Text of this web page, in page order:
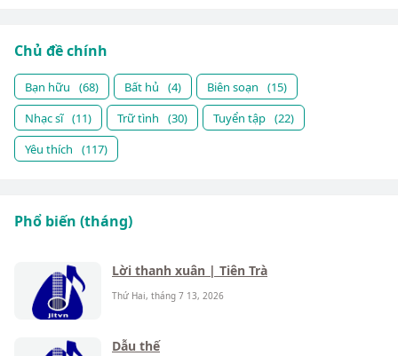
Chủ đề chính
Bạn hữu (68) Bất hủ (4) Biên soạn
(15)
Nhạc sĩ (11) Trữ tình (30) Tuyển tập (22)
Yêu thích
(117)
Phổ biến (tháng)
Lời thanh xuân | Tiên Trà
Thứ Hai, tháng 7 13, 2026
Dẫu thế